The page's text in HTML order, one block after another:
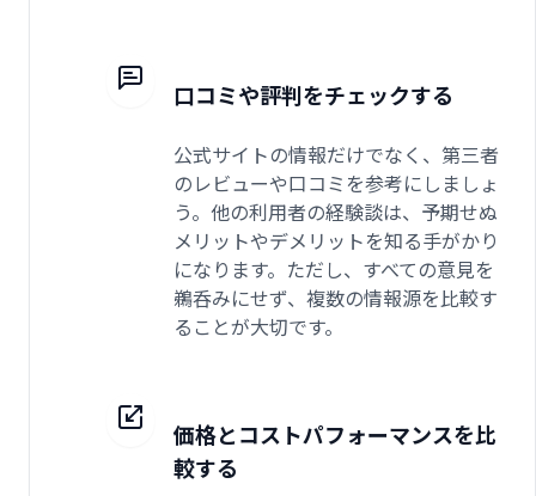
口コミや評判をチェックする
公式サイトの情報だけでなく、第三者
のレビューや口コミを参考にしましょ
う。他の利用者の経験談は、予期せぬ
メリットやデメリットを知る手がかり
になります。ただし、すべての意見を
鵜呑みにせず、複数の情報源を比較す
ることが大切です。
価格とコストパフォーマンスを比
較する